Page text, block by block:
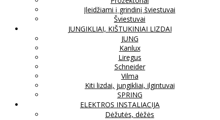
Įleidžiami į grindinį šviestuvai
Šviestuvai
JUNGIKLIAI, KIŠTUKINIAI LIZDAI
JUNG
Kanlux
Liregus
Schneider
Vilma
Kiti lizdai, jungikliai, ilgintuvai
SPRING
ELEKTROS INSTALIACIJA
Dėžutės, dėžės